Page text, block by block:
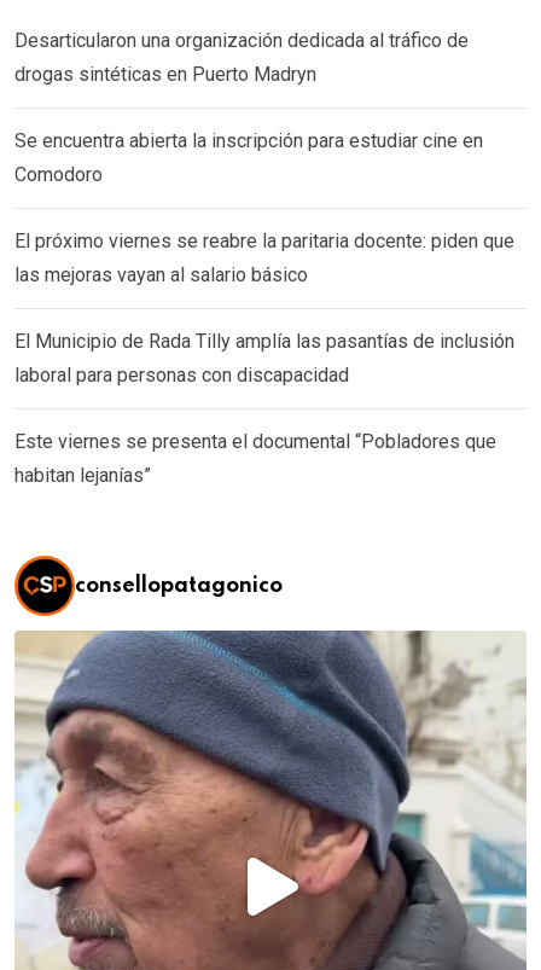
Desarticularon una organización dedicada al tráfico de
drogas sintéticas en Puerto Madryn
Se encuentra abierta la inscripción para estudiar cine en
Comodoro
El próximo viernes se reabre la paritaria docente: piden que
las mejoras vayan al salario básico
El Municipio de Rada Tilly amplía las pasantías de inclusión
laboral para personas con discapacidad
Este viernes se presenta el documental “Pobladores que
habitan lejanías”
consellopatagonico